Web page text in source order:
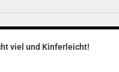
viel und Kinferleicht!